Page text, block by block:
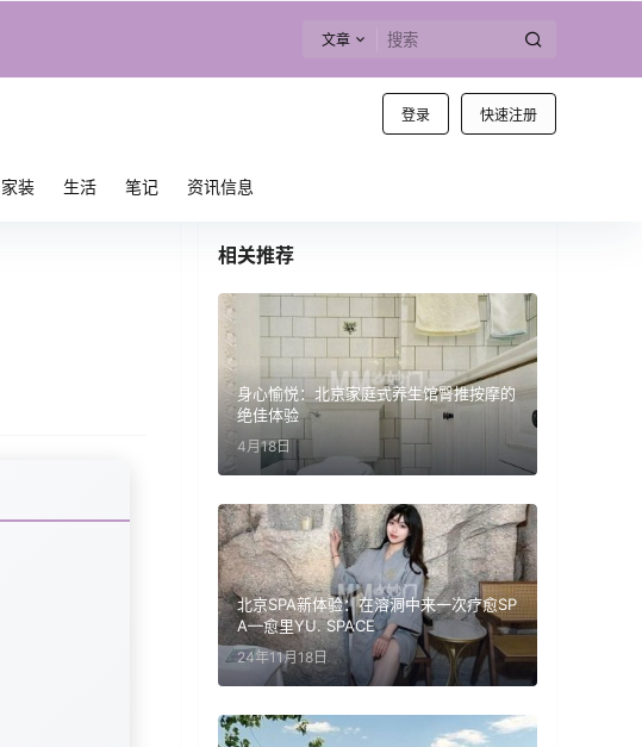
文章
登录 快速注册
家装 生活 笔记 资讯信息
相关推荐
身心愉悦：北京家庭式养生馆臀推按摩的
绝佳体验
4月18日
北京SPA新体验：在溶洞中来一次疗愈SP
A—愈里YU. SPACE
24年11月18日